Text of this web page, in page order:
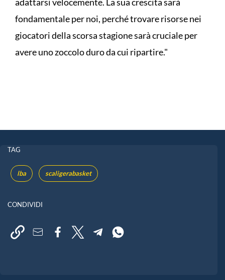
fondamentale per noi, perché trovare risorse nei
giocatori della scorsa stagione sarà cruciale per
avere uno zoccolo duro da cui ripartire."
TAG
lba scaligerabasket
CONDIVIDI